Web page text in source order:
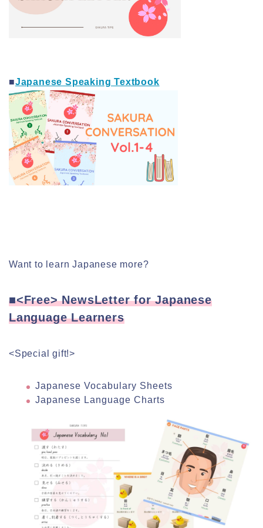
■Japanese Speaking Textbook
Want to learn Japanese more?
■<Free> NewsLetter for Japanese
Language Learners
<Special gift!>
Japanese Vocabulary Sheets
Japanese Language Charts